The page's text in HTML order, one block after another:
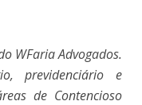
WFaria Advogados.
previdenciário e
de Contencioso